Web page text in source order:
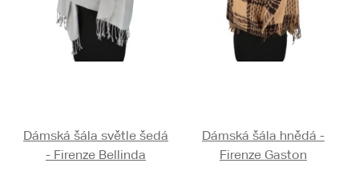
Dámská šála světle šedá
- Firenze Bellinda
Dámská šála hnědá -
Firenze Gaston